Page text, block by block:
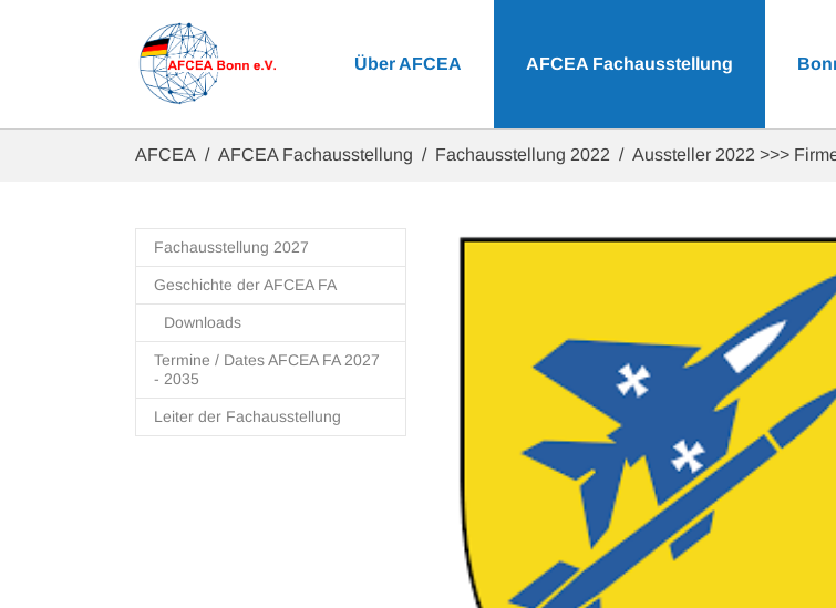
Über AFCEA AFCEA Fachausstellung
AFCEA AFCEA Fachausstellung Fachausstellung 2022 Aussteller 2022 >>>
Fachausstellung 2027
Geschichte der AFCEA FA
Downloads
Termine / Dates AFCEA FA 2027
- 2035
Leiter der Fachausstellung